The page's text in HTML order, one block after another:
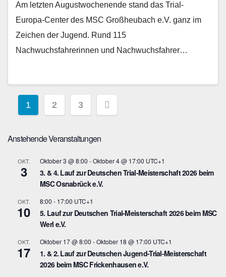
Am letzten Augustwochenende stand das Trial-
Europa-Center des MSC Großheubach e.V. ganz im
Zeichen der Jugend. Rund 115
Nachwuchsfahrerinnen und Nachwuchsfahrer…
Seitennummerierung
Beiträge
1 2 3
Anstehende Veranstaltungen
OKT.
3
Oktober 3 @ 8:00 -Oktober 4 @ 17:00 UTC+1
3. & 4. Lauf zur Deutschen Trial-Meisterschaft 2026 beim
MSC Osnabrück e.V.
OKT.
10
8:00 - 17:00 UTC+1
5. Lauf zur Deutschen Trial-Meisterschaft 2026 beim MSC
Werl e.V.
OKT.
17
Oktober 17 @ 8:00 -Oktober 18 @ 17:00 UTC+1
1. & 2. Lauf zur Deutschen Jugend-Trial-Meisterschaft
2026 beim MSC Frickenhausen e.V.